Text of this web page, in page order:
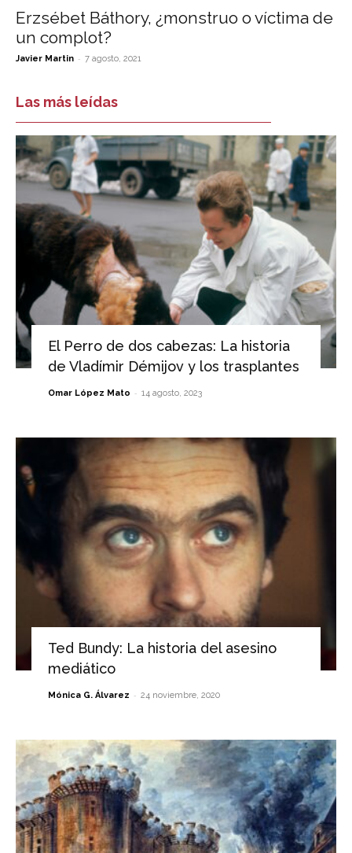
Erzsébet Báthory, ¿monstruo o víctima de
un complot?
Javier Martin - 7 agosto, 2021
Las más leídas
El Perro de dos cabezas: La historia
de Vladímir Démijov y los trasplantes
Omar López Mato - 14 agosto, 2023
Ted Bundy: La historia del asesino
mediático
Mónica G. Álvarez - 24 noviembre, 2020